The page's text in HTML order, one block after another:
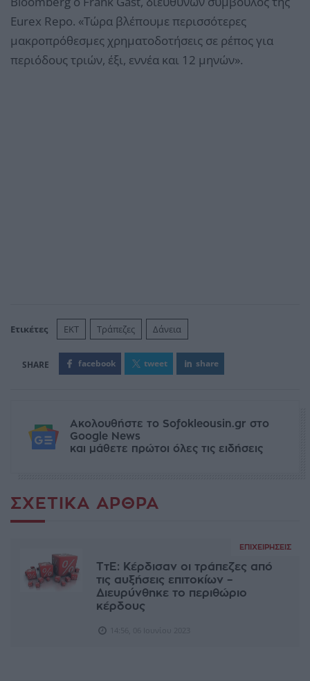
Eurex Repo. «Τώρα βλέπουμε περισσότερες
μακροπρόθεσμες χρηματοδοτήσεις σε ρέπος για
περιόδους τριών, έξι, εννέα και 12 μηνών».
Ετικέτες EKT Τράπεζες Δάνεια
facebook tweet share
Ακολουθήστε το Sofokleousin.gr στο
Google News
και μάθετε πρώτοι όλες τις ειδήσεις
ΣΧΕΤΙΚΆ ΆΡΘΡΑ
ΕΠΙΧΕΙΡΉΣΕΙΣ
ΤτΕ: Κέρδισαν οι τράπεζες από
τις αυξήσεις επιτοκίων –
Διευρύνθηκε το περιθώριο
κέρδους